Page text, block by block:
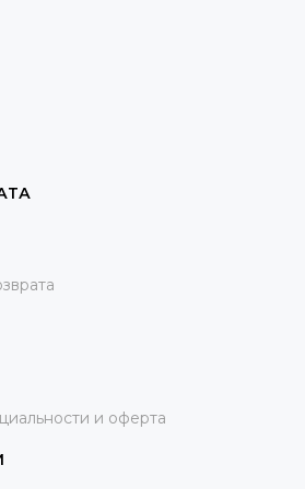
и оферта